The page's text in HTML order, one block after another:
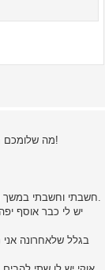
מה שלומכם חברים ? אני מקווה ששלומכם טוב,בכל אפו.. שמי עוז, מאזור המרכז , מאוהב בנשק קר ובכלי עבודה כבר שנים , מילדות!
חשבתי וחשבתי במשך חודש שלם! איזה מולטיטול אני הולך לקנות. שנים שאני אוסף ולומד על סכינים נשק קר וכלי עבודה וכל מה שקשור לנושא.
יש לי כבר אוסף
בגלל שלאחרונה